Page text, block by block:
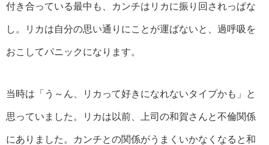
付き合っている最中も、カンチはリカに振り回されっぱな
し。リカは自分の思い通りにことが運ばないと、過呼吸を
おこしてパニックになります。
当時は「う～ん、リカって好きになれないタイプかも」と
思っていました。リカは以前、上司の和賀さんと不倫関係
にありました。カンチとの関係がうまくいかなくなると和